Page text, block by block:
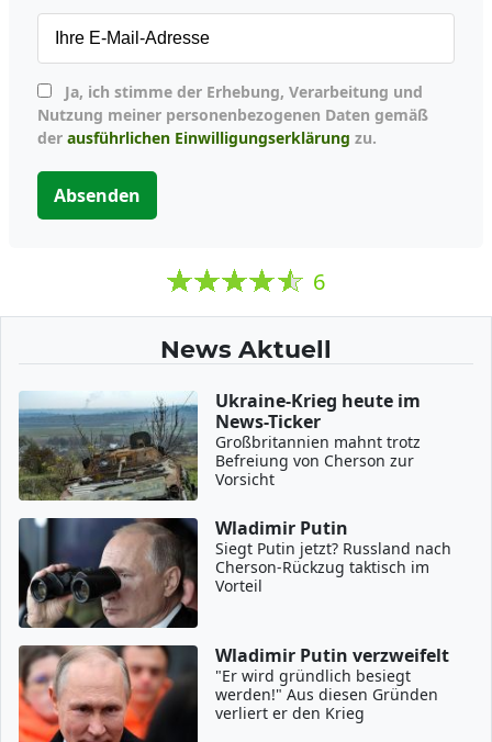
Nutzung meiner personenbezogenen Daten gemäß
der ausführlichen Einwilligungserklärung zu.
Absenden
6
News Aktuell
Ukraine-Krieg heute im
News-Ticker
Großbritannien mahnt trotz
Befreiung von Cherson zur
Vorsicht
Wladimir Putin
Siegt Putin jetzt? Russland nach
Cherson-Rückzug taktisch im
Vorteil
Wladimir Putin verzweifelt
"Er wird gründlich besiegt
werden!" Aus diesen Gründen
verliert er den Krieg